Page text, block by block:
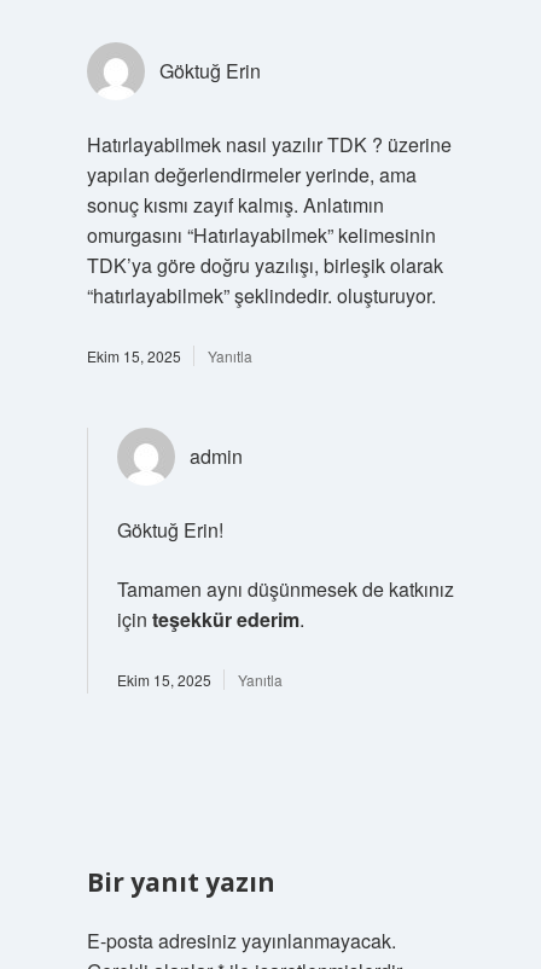
Göktuğ Erin
Hatırlayabilmek nasıl yazılır TDK ? üzerine
yapılan değerlendirmeler yerinde, ama
sonuç kısmı zayıf kalmış. Anlatımın
omurgasını “Hatırlayabilmek” kelimesinin
TDK’ya göre doğru yazılışı, birleşik olarak
“hatırlayabilmek” şeklindedir. oluşturuyor.
Ekim 15, 2025 Yanıtla
admin
Göktuğ Erin!
Tamamen aynı düşünmesek de katkınız
için teşekkür ederim.
Ekim 15, 2025 Yanıtla
Bir yanıt yazın
E-posta adresiniz yayınlanmayacak.